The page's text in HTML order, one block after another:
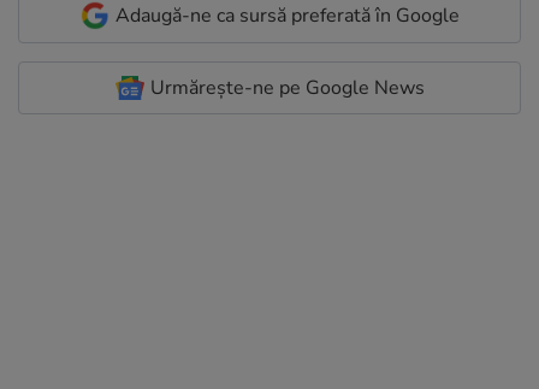
Adaugă-ne ca sursă preferată în Google
Urmărește-ne pe Google News